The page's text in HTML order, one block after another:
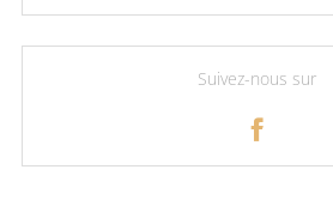
Suivez-nous sur